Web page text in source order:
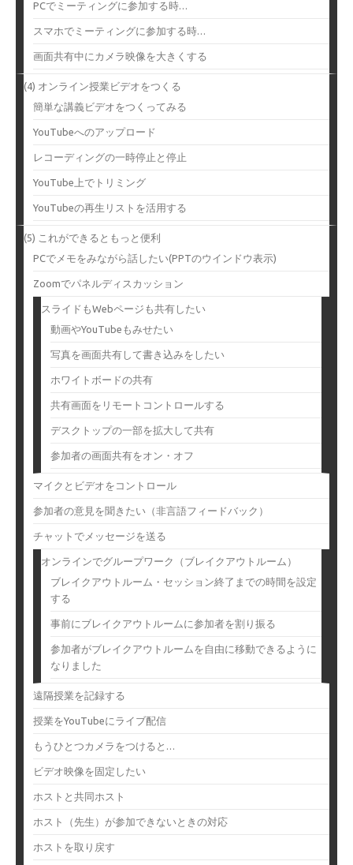
PCでミーティングに参加する時…
スマホでミーティングに参加する時…
画面共有中にカメラ映像を大きくする
(4) オンライン授業ビデオをつくる
簡単な講義ビデオをつくってみる
YouTubeへのアップロード
レコーディングの一時停止と停止
YouTube上でトリミング
YouTubeの再生リストを活用する
(5) これができるともっと便利
PCでメモをみながら話したい(PPTのウインドウ表示)
Zoomでパネルディスカッション
スライドもWebページも共有したい
動画やYouTubeもみせたい
写真を画面共有して書き込みをしたい
ホワイトボードの共有
共有画面をリモートコントロールする
デスクトップの一部を拡大して共有
参加者の画面共有をオン・オフ
マイクとビデオをコントロール
参加者の意見を聞きたい（非言語フィードバック）
チャットでメッセージを送る
オンラインでグループワーク（ブレイクアウトルーム）
ブレイクアウトルーム・セッション終了までの時間を設定
する
事前にブレイクアウトルームに参加者を割り振る
参加者がブレイクアウトルームを自由に移動できるように
なりました
遠隔授業を記録する
授業をYouTubeにライブ配信
もうひとつカメラをつけると…
ビデオ映像を固定したい
ホストと共同ホスト
ホスト（先生）が参加できないときの対応
ホストを取り戻す